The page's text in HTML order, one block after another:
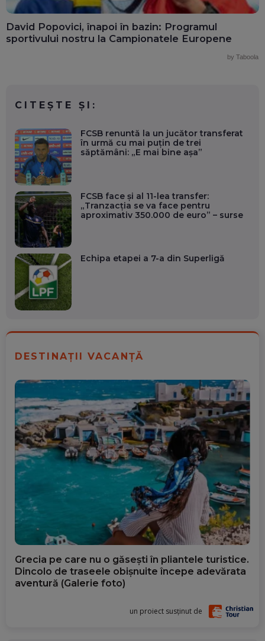
David Popovici, înapoi în bazin: Programul
sportivului nostru la Campionatele Europene
by Taboola
CITEȘTE ȘI:
FCSB renuntă la un jucător transferat
în urmă cu mai puțin de trei
săptămâni: „E mai bine așa”
FCSB face și al 11-lea transfer:
„Tranzacția se va face pentru
aproximativ 350.000 de euro” – surse
Echipa etapei a 7-a din Superligă
DESTINAȚII VACANȚĂ
Grecia pe care nu o găsești în pliantele turistice.
Dincolo de traseele obișnuite începe adevărata
aventură (Galerie foto)
un proiect susținut de